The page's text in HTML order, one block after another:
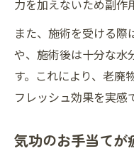
力を加えないため副作
また、施術を受ける際
や、施術後は十分な水
す。これにより、老廃
フレッシュ効果を実感
気功のお手当てが